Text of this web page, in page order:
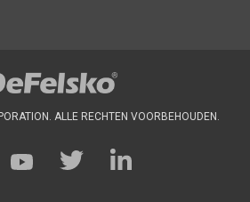
sensoren
Alleen voor gebruik met
sondes.
ALLE RECHTEN VOORBEHOUDEN.